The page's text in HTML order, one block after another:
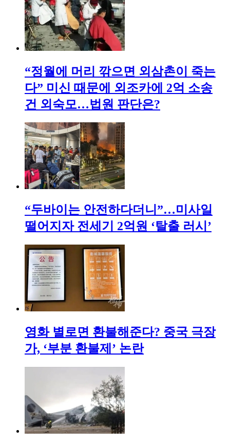
“정월에 머리 깎으면 외삼촌이 죽는
다” 미신 때문에 외조카에 2억 소송
건 외숙모…법원 판단은?
“두바이는 안전하다더니”…미사일
떨어지자 전세기 2억원 ‘탈출 러시’
영화 별로면 환불해준다? 중국 극장
가, ‘부분 환불제’ 논란